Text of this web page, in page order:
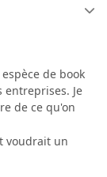
de book
entreprises. Je
de ce qu'on
voudrait un